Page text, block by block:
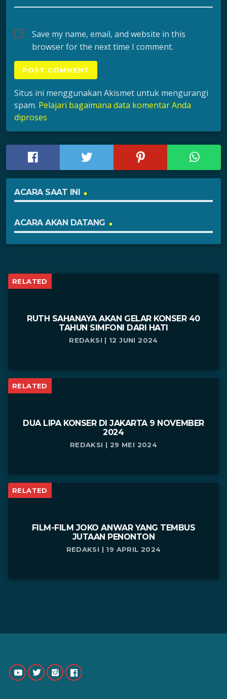
Save my name, email, and website in this
browser for the next time I comment.
Situs ini menggunakan Akismet untuk mengurangi
spam. Pelajari bagaimana data komentar Anda
diproses
ACARA SAAT INI
ACARA AKAN DATANG
RELATED
RUTH SAHANAYA AKAN GELAR KONSER 40
TAHUN SIMFONI DARI HATI
REDAKSI | 12 JUNI 2024
RELATED
DUA LIPA KONSER DI JAKARTA 9 NOVEMBER
2024
REDAKSI | 29 MEI 2024
RELATED
FILM-FILM JOKO ANWAR YANG TEMBUS
JUTAAN PENONTON
REDAKSI | 19 APRIL 2024